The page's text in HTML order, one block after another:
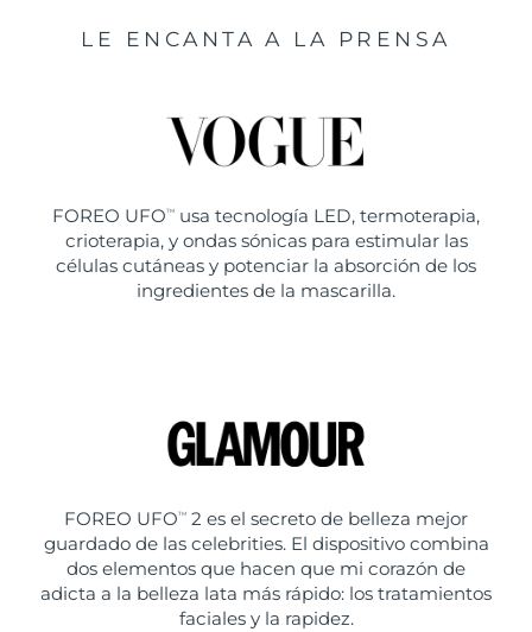
LE ENCANTA A LA PRENSA
FOREO UFO TM
usa tecnología LED, termoterapia,
crioterapia, y ondas sónicas para estimular las
células cutáneas y potenciar la absorción de los
ingredientes de la mascarilla.
FOREO UFO TM
2 es el secreto de belleza mejor
guardado de las celebrities. El dispositivo combina
dos elementos que hacen que mi corazón de
adicta a la belleza lata más rápido: los tratamientos
faciales y la rapidez.